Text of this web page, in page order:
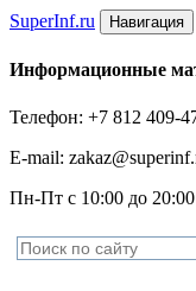
SuperInf.ru Навигация
Информационные
Телефон: +7 812 409-
E-mail:
Пн-Пт с 10:00 до